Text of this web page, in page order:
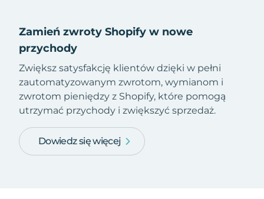
Zamień zwroty Shopify w nowe
przychody
Zwiększ satysfakcję klientów dzięki w pełni
zautomatyzowanym zwrotom, wymianom i
zwrotom pieniędzy z Shopify, które pomogą
utrzymać przychody i zwiększyć sprzedaż.
Dowiedz się więcej